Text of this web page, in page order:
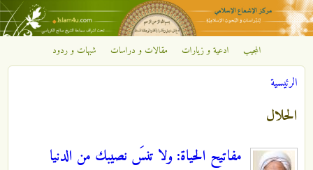
تجاوز إلى المحتوى الرئيسي
مركز
الإشعاع
الإسلامي
المجيب ادعية و زيارات مقالات و دراسات شبهات و ردود
أنت هنا
الرئيسية
الحلال
مفاتيح الحياة: ولا تنسَ نصيبك من الدنيا